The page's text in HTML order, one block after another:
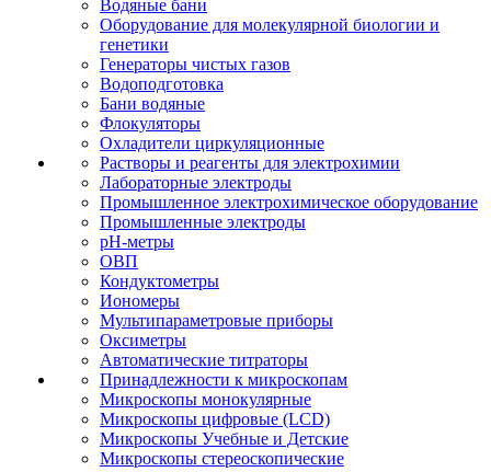
Водяные бани
Оборудование для молекулярной биологии и
генетики
Генераторы чистых газов
Водоподготовка
Бани водяные
Флокуляторы
Охладители циркуляционные
Растворы и реагенты для электрохимии
Лабораторные электроды
Промышленное электрохимическое оборудование
Промышленные электроды
pH-метры
ОВП
Кондуктометры
Иономеры
Мультипараметровые приборы
Оксиметры
Автоматические титраторы
Принадлежности к микроскопам
Микроскопы монокулярные
Микроскопы цифровые (LCD)
Микроскопы Учебные и Детские
Микроскопы стереоскопические